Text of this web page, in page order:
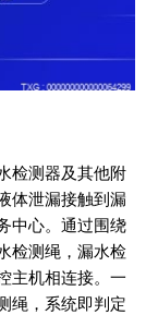
检测器及其他附
体泄漏接触到漏
中心。通过围绕
检测绳，漏水检
主机相连接。一
绳，系统即判定